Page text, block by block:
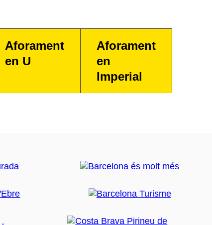
Aforament
en U
Aforament
en
Imperial